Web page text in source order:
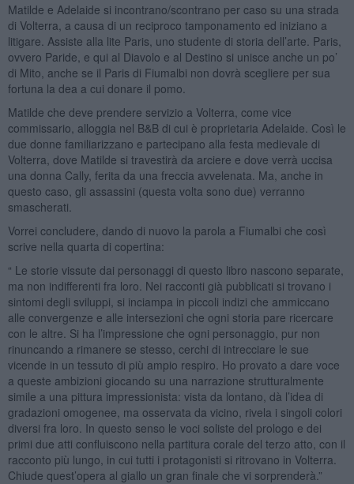
Matilde e Adelaide si incontrano/scontrano per caso su una strada
di Volterra, a causa di un reciproco tamponamento ed iniziano a
litigare. Assiste alla lite Paris, uno studente di storia dell’arte. Paris,
ovvero Paride, e qui al Diavolo e al Destino si unisce anche un po’
di Mito, anche se il Paris di Fiumalbi non dovrà scegliere per sua
fortuna la dea a cui donare il pomo.
Matilde che deve prendere servizio a Volterra, come vice
commissario, alloggia nel B&B di cui è proprietaria Adelaide. Così le
due donne familiarizzano e partecipano alla festa medievale di
Volterra, dove Matilde si travestirà da arciere e dove verrà uccisa
una donna Cally, ferita da una freccia avvelenata. Ma, anche in
questo caso, gli assassini (questa volta sono due) verranno
smascherati.
Vorrei concludere, dando di nuovo la parola a Fiumalbi che così
scrive nella quarta di copertina:
“ Le storie vissute dai personaggi di questo libro nascono separate,
ma non indifferenti fra loro. Nei racconti già pubblicati si trovano i
sintomi degli sviluppi, si inciampa in piccoli indizi che ammiccano
alle convergenze e alle intersezioni che ogni storia pare ricercare
con le altre. Si ha l’impressione che ogni personaggio, pur non
rinuncando a rimanere se stesso, cerchi di intrecciare le sue
vicende in un tessuto di più ampio respiro. Ho provato a dare voce
a queste ambizioni giocando su una narrazione strutturalmente
simile a una pittura impressionista: vista da lontano, dà l’idea di
gradazioni omogenee, ma osservata da vicino, rivela i singoli colori
diversi fra loro. In questo senso le voci soliste del prologo e dei
primi due atti confluiscono nella partitura corale del terzo atto, con il
racconto più lungo, in cui tutti i protagonisti si ritrovano in Volterra.
Chiude quest’opera al giallo un gran finale che vi sorprenderà.”